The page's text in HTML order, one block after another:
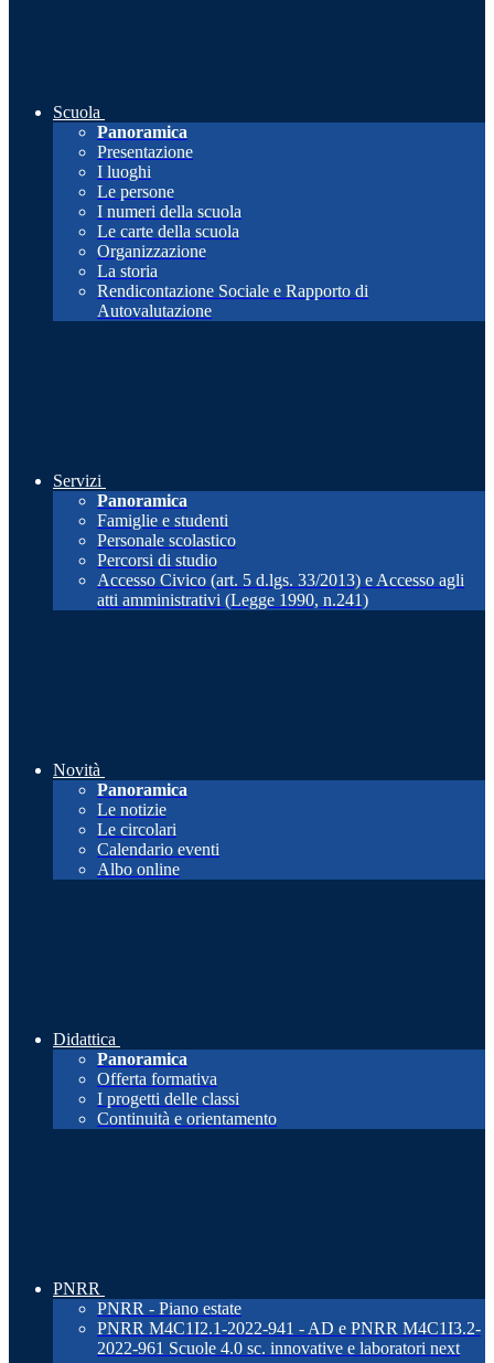
Scuola
Panoramica
Presentazione
I luoghi
Le persone
I numeri della scuola
Le carte della scuola
Organizzazione
La storia
Rendicontazione Sociale e Rapporto di
Autovalutazione
Servizi
Panoramica
Famiglie e studenti
Personale scolastico
Percorsi di studio
Accesso Civico (art. 5 d.lgs. 33/2013) e Accesso agli
atti amministrativi (Legge 1990, n.241)
Novità
Panoramica
Le notizie
Le circolari
Calendario eventi
Albo online
Didattica
Panoramica
Offerta formativa
I progetti delle classi
Continuità e orientamento
PNRR
PNRR - Piano estate
PNRR M4C1I2.1-2022-941 - AD e PNRR M4C1I3.2-
2022-961 Scuole 4.0 sc. innovative e laboratori next